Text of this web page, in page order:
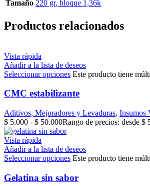
Tamaño 220 gr, bloque 1,36k
Productos relacionados
Vista rápida
Añadir a la lista de deseos
Seleccionar opciones Este producto tiene
CMC estabilizante
Aditivos, Mejoradores y Levaduras, Insumos
$ 5.000 - $ 50.000Rango de precios: desde $
Vista rápida
Añadir a la lista de deseos
Seleccionar opciones Este producto tiene
Gelatina sin sabor